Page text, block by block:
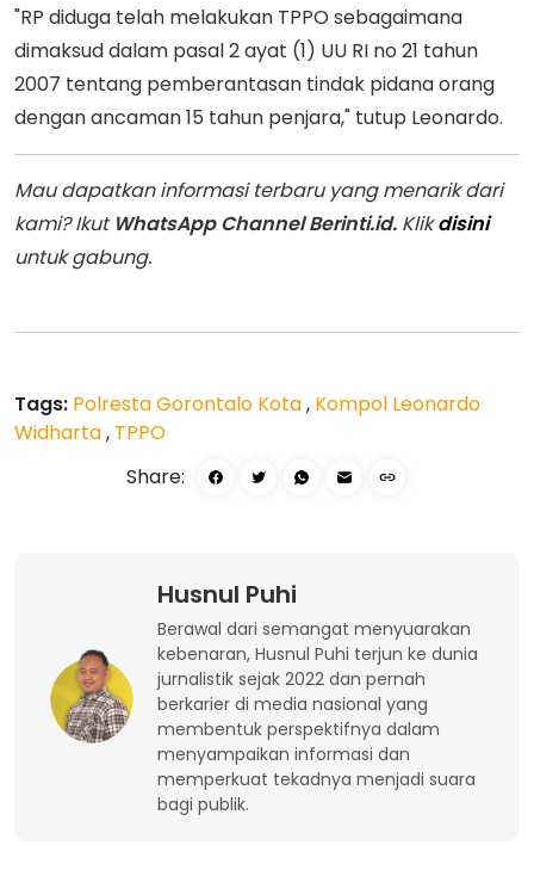
"RP diduga telah melakukan TPPO sebagaimana
dimaksud dalam pasal 2 ayat (1) UU RI no 21 tahun
2007 tentang pemberantasan tindak pidana orang
dengan ancaman 15 tahun penjara," tutup Leonardo.
Mau dapatkan informasi terbaru yang menarik dari
kami? Ikut WhatsApp Channel Berinti.id. Klikdisini
untuk gabung.
Tags: Polresta Gorontalo Kota, Kompol Leonardo
Widharta, TPPO
Share:
Husnul Puhi
Berawal dari semangat menyuarakan
kebenaran, Husnul Puhi terjun ke dunia
jurnalistik sejak 2022 dan pernah
berkarier di media nasional yang
membentuk perspektifnya dalam
menyampaikan informasi dan
memperkuat tekadnya menjadi suara
bagi publik.